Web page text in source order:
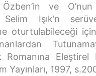
ve O’nun
Selim Işık’n
oturtulabileceği
Romanına Eleştirel
Yayınları, 1997,